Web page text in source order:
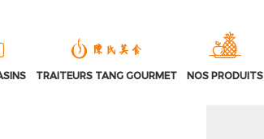
TRAITEURS TANG GOURMET NOS PRODUITS